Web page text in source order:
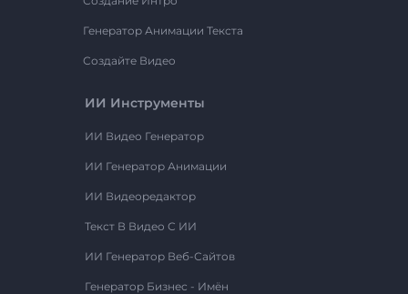
Генератор Анимации Текста
Создайте Видео
ИИ Инструменты
ИИ Видео Генератор
ИИ Генератор Анимации
ИИ Видеоредактор
Текст В Видео С ИИ
ИИ Генератор Веб-Сайтов
Генератор Бизнес - Имён